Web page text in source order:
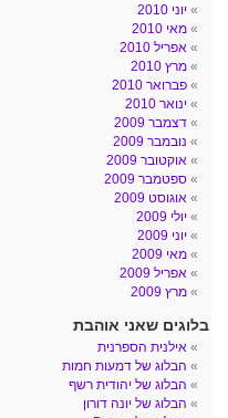
יוני 2010
מאי 2010
אפריל 2010
מרץ 2010
פברואר 2010
ינואר 2010
דצמבר 2009
נובמבר 2009
אוקטובר 2009
ספטמבר 2009
אוגוסט 2009
יולי 2009
יוני 2009
מאי 2009
אפריל 2009
מרץ 2009
בלוגים שאני אוהבת
אילנית הספרנית
הבלוג של דמעות חמות
הבלוג של יהודית רשף
הבלוג של יונה דורון